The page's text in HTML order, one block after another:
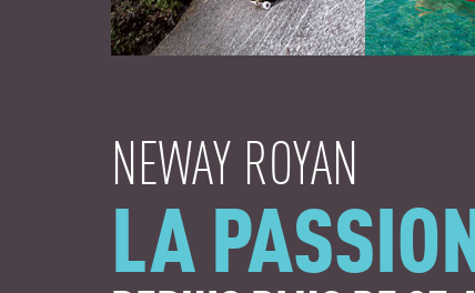
NEWAY ROYAN
LA